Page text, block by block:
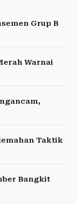
Grup B
Warnai
Taktik
Bangkit